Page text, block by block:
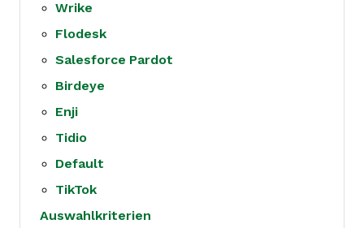
Wrike
Flodesk
Salesforce Pardot
Birdeye
Enji
Tidio
Default
TikTok
Auswahlkriterien